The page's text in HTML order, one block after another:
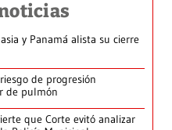
y Panamá alista su cierre
de progresión
de pulmón
que Corte evitó analizar